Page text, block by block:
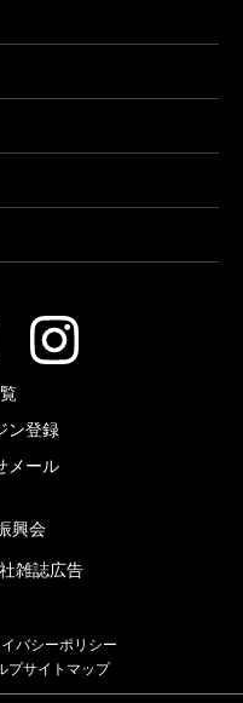
ン登録
メール
興会
雑誌広告
バシーポリシー
プサイトマップ